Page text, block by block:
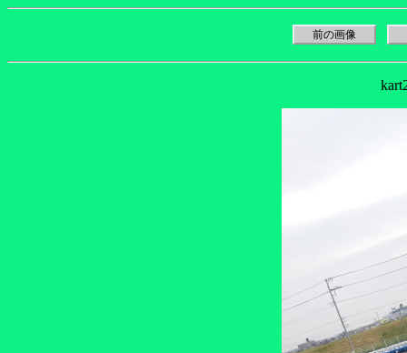
前の画像